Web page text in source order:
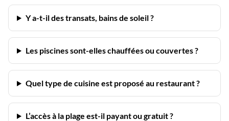
Y a-t-il des transats, bains de soleil ?
Les piscines sont-elles chauffées ou couvertes ?
Quel type de cuisine est proposé au restaurant ?
L’accès à la plage est-il payant ou gratuit ?